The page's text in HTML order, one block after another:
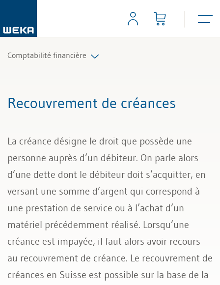
Comptabilité financière
Droit comptable
Recouvrement de créances
Comptes annuels et révision
Comptabilité salariale
Recouvrement de créances
La créance désigne le droit que possède une
personne auprès d’un débiteur. On parle alors
d’une dette dont le débiteur doit s’acquitter, en
versant une somme d’argent qui correspond à
une prestation de service ou à l’achat d’un
matériel précédemment réalisé. Lorsqu’une
créance est impayée, il faut alors avoir recours
au recouvrement de créance. Le recouvrement de
créances en Suisse est possible sur la base de la